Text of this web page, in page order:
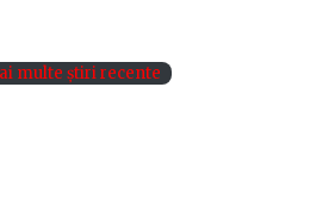
multe știri recente